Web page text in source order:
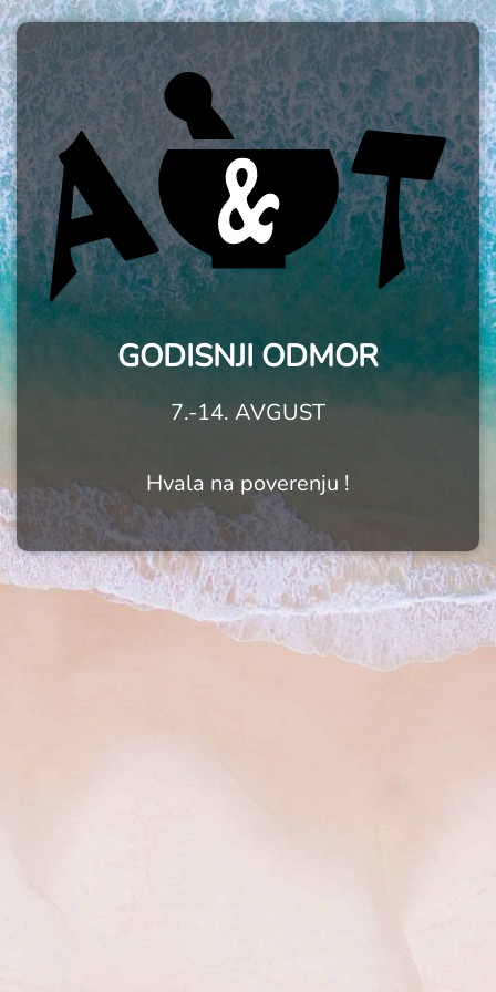
GODISNJI ODMOR
7.-14. AVGUST
Hvala na poverenju !